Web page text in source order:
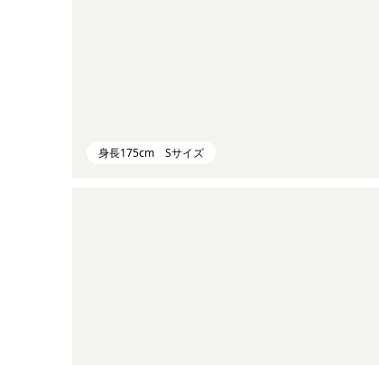
身長175cm Sサイズ